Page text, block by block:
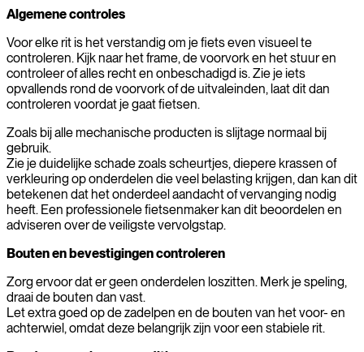
Algemene controles
Voor elke rit is het verstandig om je fiets even visueel te
controleren. Kijk naar het frame, de voorvork en het stuur en
controleer of alles recht en onbeschadigd is. Zie je iets
opvallends rond de voorvork of de uitvaleinden, laat dit dan
controleren voordat je gaat fietsen.
Zoals bij alle mechanische producten is slijtage normaal bij
gebruik.
Zie je duidelijke schade zoals scheurtjes, diepere krassen of
verkleuring op onderdelen die veel belasting krijgen, dan kan dit
betekenen dat het onderdeel aandacht of vervanging nodig
heeft. Een professionele fietsenmaker kan dit beoordelen en
adviseren over de veiligste vervolgstap.
Bouten en bevestigingen controleren
Zorg ervoor dat er geen onderdelen loszitten. Merk je speling,
draai de bouten dan vast.
Let extra goed op de zadelpen en de bouten van het voor- en
achterwiel, omdat deze belangrijk zijn voor een stabiele rit.